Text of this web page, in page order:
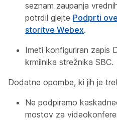
seznam zaupanja
potrdil glejte Podprti
storitve Webex.
Imeti konfiguriran zapis
krmilnika strežnika SBC.
Dodatne opombe, ki jih je
Ne podpiramo
mostov za